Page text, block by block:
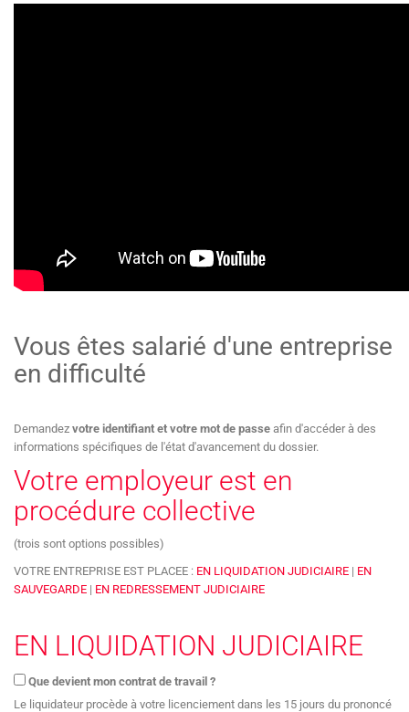
Vous êtes salarié d'une entreprise
en difficulté
Demandez votre identifiant et votre mot de passe afin d'accéder à des
informations spécifiques de l'état d'avancement du dossier.
Votre employeur est en
procédure collective
(trois sont options possibles)
VOTRE ENTREPRISE EST PLACEE : EN LIQUIDATION JUDICIAIRE | EN
SAUVEGARDE | EN REDRESSEMENT JUDICIAIRE
EN LIQUIDATION JUDICIAIRE
Que devient mon contrat de travail ?
Le liquidateur procède à votre licenciement dans les 15 jours du prononcé